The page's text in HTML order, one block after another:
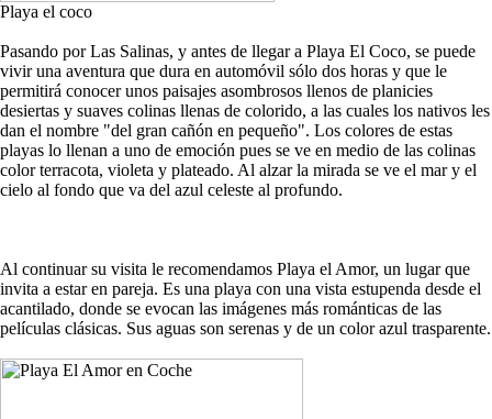
Playa el coco
Pasando por Las Salinas, y antes de llegar a Playa El Coco, se puede
vivir una aventura que dura en automóvil sólo dos horas y que le
permitirá conocer unos paisajes asombrosos llenos de planicies
desiertas y suaves colinas llenas de colorido, a las cuales los nativos les
dan el nombre "del gran cañón en pequeño". Los colores de estas
playas lo llenan a uno de emoción pues se ve en medio de las colinas
color terracota, violeta y plateado. Al alzar la mirada se ve el mar y el
cielo al fondo que va del azul celeste al profundo.
Al continuar su visita le recomendamos Playa el Amor, un lugar que
invita a estar en pareja. Es una playa con una vista estupenda desde el
acantilado, donde se evocan las imágenes más románticas de las
películas clásicas. Sus aguas son serenas y de un color azul trasparente.